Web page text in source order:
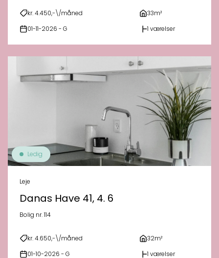
kr. 4.450,-\/måned 33m²
01-11-2026 - G 1 værelser
Ledig
Leje
Danas Have 41, 4. 6
Bolig nr. 114
kr. 4.650,-\/måned 32m²
01-10-2026 - G 1 værelser